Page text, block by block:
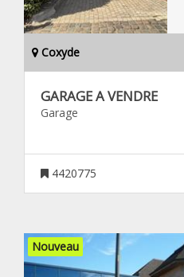
Coxyde
GARAGE A VENDRE
Garage
4420775
Nouveau